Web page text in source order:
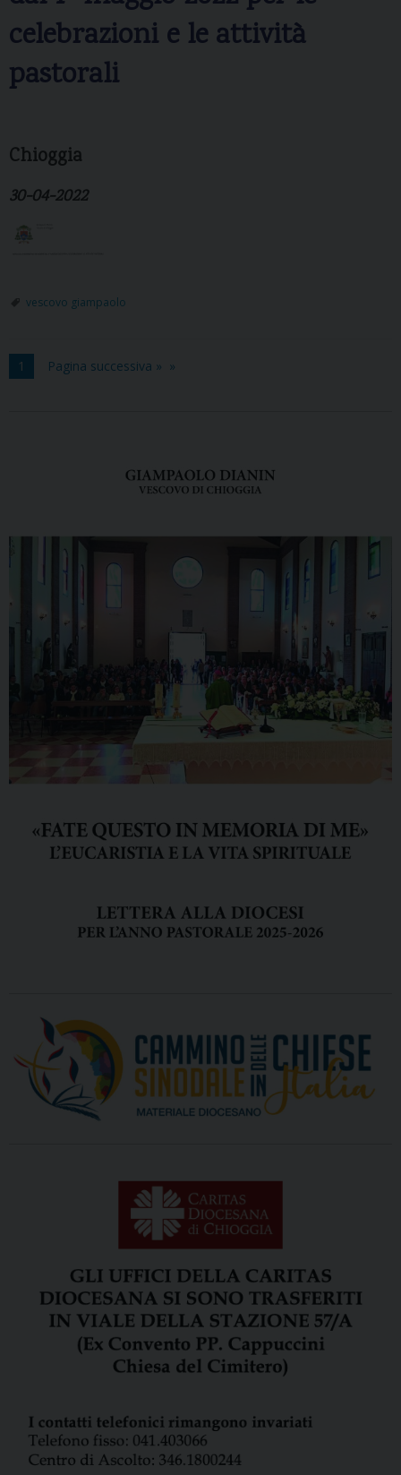
celebrazioni e le attività
pastorali
Chioggia
30-04-2022
vescovo giampaolo
1 Pagina successiva »